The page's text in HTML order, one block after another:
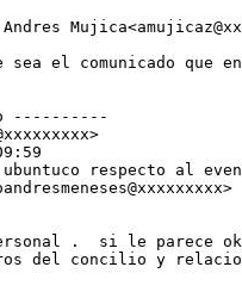
el comunicado que
----------
respecto al
.  si le parece ok
del concilio y